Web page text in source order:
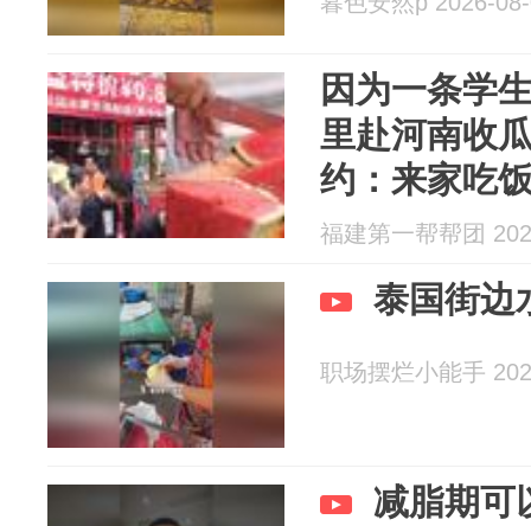
因为一条学
里赴河南收
约：来家吃
福建第一帮帮团
泰国街边
职场摆烂小能手
减脂期可